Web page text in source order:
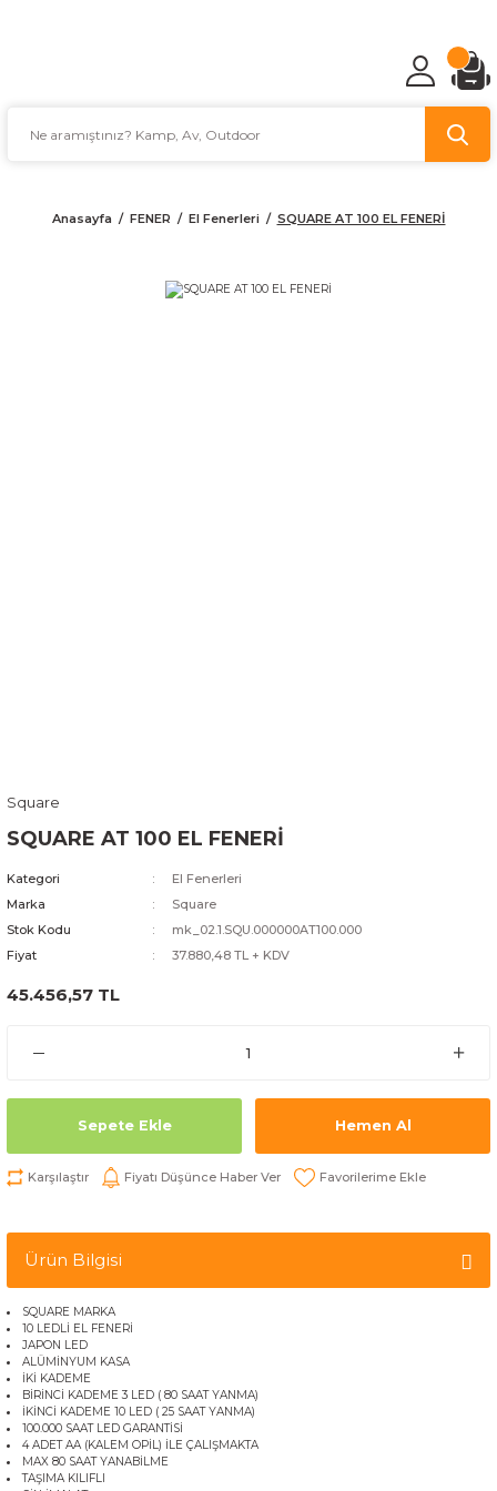
Anasayfa FENER El Fenerleri SQUARE AT 100 EL FENERİ
Square
SQUARE AT 100 EL FENERİ
Kategori
El Fenerleri
Marka
Square
Stok Kodu
mk_02.1.SQU.000000AT100.000
Fiyat
37.880,48 TL + KDV
45.456,57 TL
Sepete Ekle Hemen Al
Karşılaştır Fiyatı Düşünce Haber Ver
Ürün Bilgisi
SQUARE MARKA
10 LEDLİ EL FENERİ
JAPON LED
ALÜMİNYUM KASA
İKİ KADEME
BİRİNCİ KADEME 3 LED ( 80 SAAT YANMA)
İKİNCİ KADEME 10 LED ( 25 SAAT YANMA)
100.000 SAAT LED GARANTİSİ
4 ADET AA (KALEM OPİL) İLE ÇALIŞMAKTA
MAX 80 SAAT YANABİLME
TAŞIMA KILIFLI